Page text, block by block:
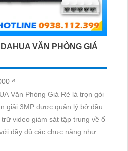
VĂN PHÒNG GIÁ
₫
Văn Phòng Giá Rẻ là trọn gói
giải 3MP được quản lý bở đầu
video giám sát tập trung về ổ
đầy đủ các chưc năng như AI